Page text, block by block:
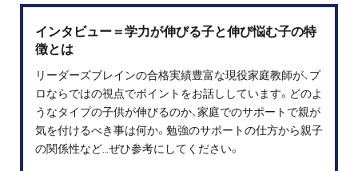
インタビュー＝学力が伸びる子と伸び悩む子の特
徴とは
リーダーズブレインの合格実績豊富な現役家庭教師が、プ
ロならではの視点でポイントをお話ししています。どのよ
うなタイプの子供が伸びるのか、家庭でのサポートで親が
気を付けるべき事は何か。勉強のサポートの仕方から親子
の関係性など…ぜひ参考にしてください。